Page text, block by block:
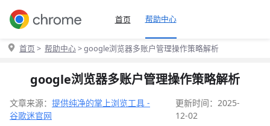
首页 帮助中心
首页 > 帮助中心> google浏览器多账户管理操作策略解析
google浏览器多账户管理操作策略解析
文章来源： 提供纯净的掌上浏览工具 -
谷歌迷官网
更新时间：2025-
12-02